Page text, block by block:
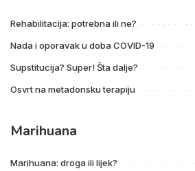
Rehabilitacija: potrebna ili ne?
Nada i oporavak u doba COVID-19
Supstitucija? Super! Šta dalje?
Osvrt na metadonsku terapiju
Marihuana
Marihuana: droga ili lijek?